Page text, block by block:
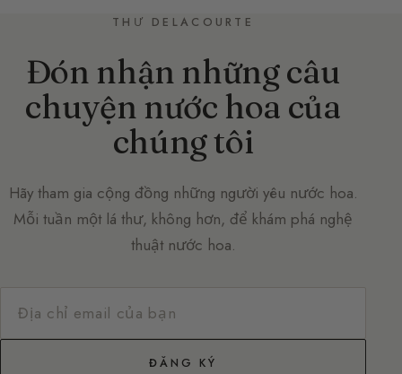
THƯ DELACOURTE
Đón nhận những câu
chuyện nước hoa của
chúng tôi
Hãy tham gia cộng đồng những người yêu nước hoa.
Mỗi tuần một lá thư, không hơn, để khám phá nghệ
thuật nước hoa.
ĐĂNG KÝ